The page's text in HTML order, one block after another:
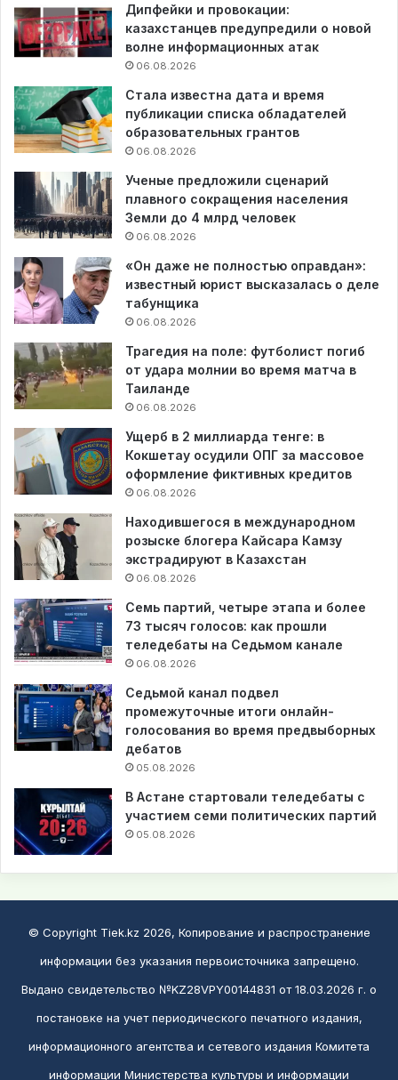
Дипфейки и провокации:
казахстанцев предупредили о новой
волне информационных атак
06.08.2026
Стала известна дата и время
публикации списка обладателей
образовательных грантов
06.08.2026
Ученые предложили сценарий
плавного сокращения населения
Земли до 4 млрд человек
06.08.2026
«Он даже не полностью оправдан»:
известный юрист высказалась о деле
табунщика
06.08.2026
Трагедия на поле: футболист погиб
от удара молнии во время матча в
Таиланде
06.08.2026
Ущерб в 2 миллиарда тенге: в
Кокшетау осудили ОПГ за массовое
оформление фиктивных кредитов
06.08.2026
Находившегося в международном
розыске блогера Кайсара Камзу
экстрадируют в Казахстан
06.08.2026
Семь партий, четыре этапа и более
73 тысяч голосов: как прошли
теледебаты на Седьмом канале
06.08.2026
Седьмой канал подвел
промежуточные итоги онлайн-
голосования во время предвыборных
дебатов
05.08.2026
В Астане стартовали теледебаты с
участием семи политических партий
05.08.2026
© Copyright Tiek.kz 2026, Копирование и распространение
информации без указания первоисточника запрещено.
Выдано свидетельство №KZ28VPY00144831 от 18.03.2026 г. о
постановке на учет периодического печатного издания,
информационного агентства и сетевого издания Комитета
информации Министерства культуры и информации